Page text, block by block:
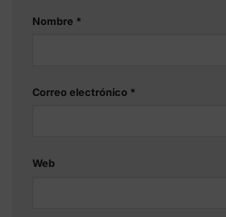
Nombre *
Correo electrónico *
Web